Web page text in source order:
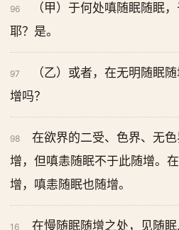
96
（甲）于何处嗔随眠随眠
耶？是。
97
（乙）或者，在无明随眠
增吗？
98
在欲界的二受、色界、无
增，但嗔恚随眠不于此随增。
增，嗔恚随眠也随增。
16
在慢随眠随增之处，见随